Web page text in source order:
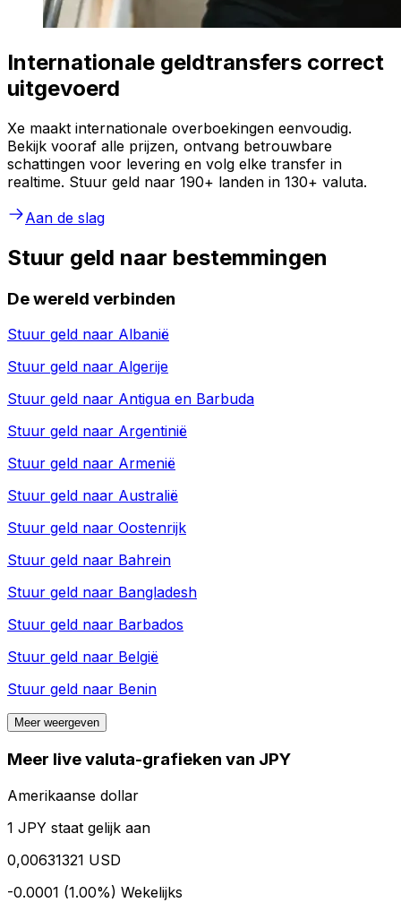
Internationale geldtransfers correct
uitgevoerd
Xe maakt internationale overboekingen eenvoudig.
Bekijk vooraf alle prijzen, ontvang betrouwbare
schattingen voor levering en volg elke transfer in
realtime. Stuur geld naar 190+ landen in 130+ valuta.
Aan de slag
Stuur geld naar bestemmingen
De wereld verbinden
Stuur geld naar Albanië
Stuur geld naar Algerije
Stuur geld naar Antigua en Barbuda
Stuur geld naar Argentinië
Stuur geld naar Armenië
Stuur geld naar Australië
Stuur geld naar Oostenrijk
Stuur geld naar Bahrein
Stuur geld naar Bangladesh
Stuur geld naar Barbados
Stuur geld naar België
Stuur geld naar Benin
Meer weergeven
Meer live valuta-grafieken van JPY
Amerikaanse dollar
1 JPY staat gelijk aan
0,00631321 USD
-0.0001 (1.00%) Wekelijks